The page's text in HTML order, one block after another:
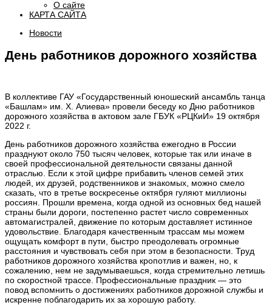
О сайте
КАРТА САЙТА
Новости
День работников дорожного хозяйства
В коллективе ГАУ «Государственный юношеский ансамбль танца
«Башлам» им. Х. Алиева» провели беседу ко Дню работников
дорожного хозяйства в актовом зале ГБУК «РЦКиИ» 19 октября
2022 г.
День работников дорожного хозяйства ежегодно в России
празднуют около 750 тысяч человек, которые так или иначе в
своей профессиональной деятельности связаны данной
отраслью. Если к этой цифре прибавить членов семей этих
людей, их друзей, родственников и знакомых, можно смело
сказать, что в третье воскресенье октября гуляют миллионы
россиян. Прошли времена, когда одной из основных бед нашей
страны были дороги, постепенно растет число современных
автомагистралей, движение по которым доставляет истинное
удовольствие. Благодаря качественным трассам мы можем
ощущать комфорт в пути, быстро преодолевать огромные
расстояния и чувствовать себя при этом в безопасности. Труд
работников дорожного хозяйства кропотлив и важен, но, к
сожалению, нем не задумываешься, когда стремительно летишь
по скоростной трассе. Профессиональные праздник — это
повод вспомнить о достижениях работников дорожной службы и
искренне поблагодарить их за хорошую работу.